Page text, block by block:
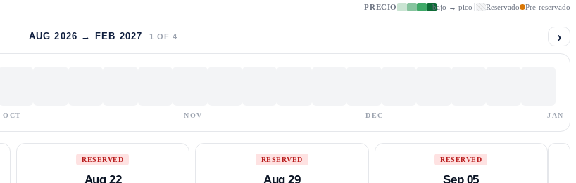
PRECIO bajo → pico Reservado Pre-reservado
AUG 2026 → FEB 2027 1 OF 4 ›
OCT NOV DEC JAN
RESERVED
Aug 22
RESERVED
Aug 29
RESERVED
Sep 05